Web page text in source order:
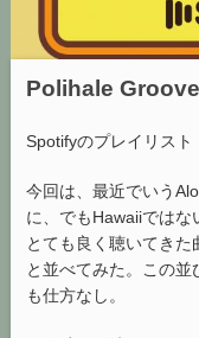
Polihale
Spotifyのプレイリスト
今回は、最近でいう
に、でもHawaiiではな
とても良く聴いてき
と並べてみた。この
も仕方なし。